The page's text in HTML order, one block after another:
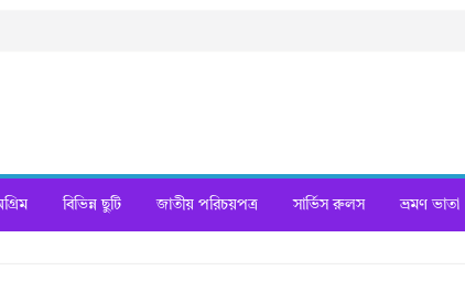
বিভিন্ন ছুটি জাতীয় পরিচয়পত্র সার্ভিস রুলস ভ্রমণ ভাতা